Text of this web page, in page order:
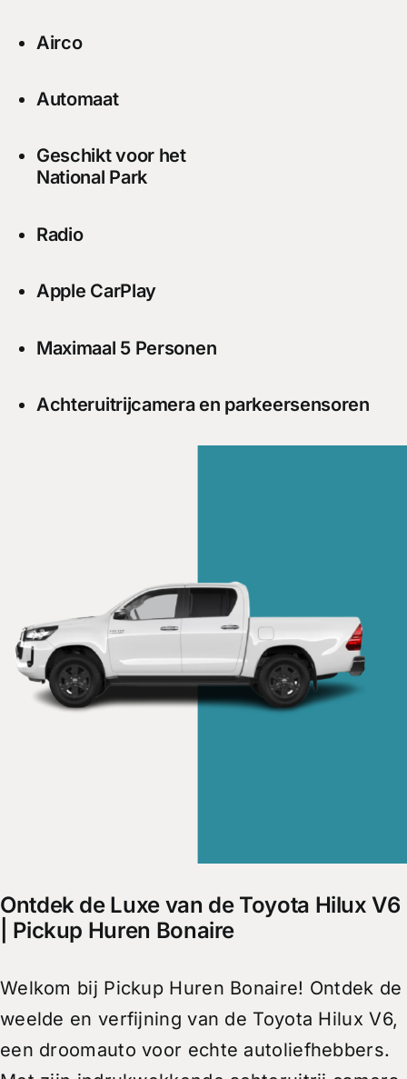
Airco
Automaat
Geschikt voor het
National Park
Radio
Apple CarPlay
Maximaal 5 Personen
Achteruitrijcamera en parkeersensoren
Ontdek de Luxe van de Toyota Hilux V6
| Pickup Huren Bonaire
Welkom bij Pickup Huren Bonaire! Ontdek de
weelde en verfijning van de Toyota Hilux V6,
een droomauto voor echte autoliefhebbers.